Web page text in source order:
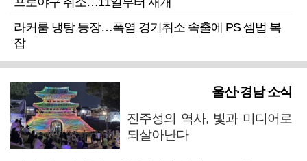
라커룸 냉탕 등장…폭염 경기취소 속출에 PS 셈법 복
잡
울산·경남 소식
진주성의 역사, 빛과 미디어로
되살아난다